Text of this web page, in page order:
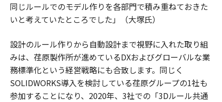
同じルールでのモデル作りを各部門で積み重ねておきた
いと考えていたところでした」（大塚氏）
設計のルール作りから自動設計まで視野に入れた取り組
みは、荏原製作所が進めているDXおよびグローバルな業
務標準化という経営戦略にも合致します。同じく
SOLIDWORKS導入を検討している荏原グループの1社も
参加することになり、2020年、3社での「3Dルール共通